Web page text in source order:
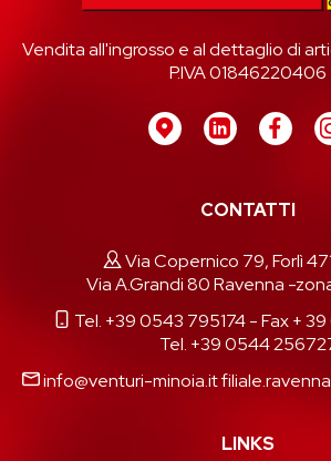
Vendita all'ingrosso e al dettaglio di
P.IVA 01846220406
CONTATTI
Via Copernico 79, Forlì
Via A.Grandi 80 Ravenna -
Tel. +39 0543 795174- Fax +
Tel. +39 0544
info@venturi-minoia.it
LINKS